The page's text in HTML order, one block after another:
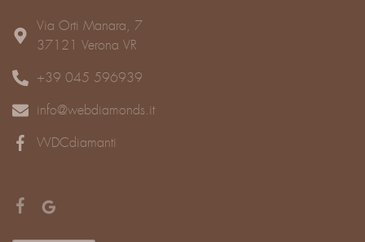
Via Orti Manara, 7
37121 Verona VR
+39 045 596939
info@webdiamonds.it
WDCdiamanti